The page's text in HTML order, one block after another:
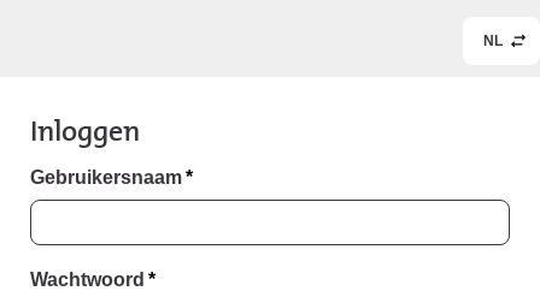
NL
Inloggen
Gebruikersnaam*
Wachtwoord *